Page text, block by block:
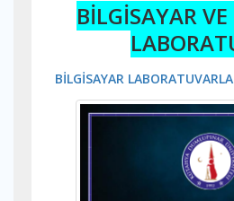
BİLGİSAYAR
BİLGİSAYAR